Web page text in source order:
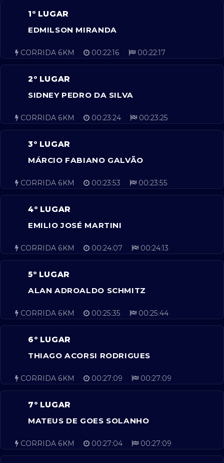
1º LUGAR
EDMILSON MIRANDA
CORRIDA 6KM 00:22:16 00:22:17
2º LUGAR
SIDNEY PEDRO DA SILVA
CORRIDA 6KM 00:23:24 00:23:25
3º LUGAR
MÁRCIO FABIANO GALVÃO
CORRIDA 6KM 00:23:53 00:23:55
4º LUGAR
EMILIO JOSÉ MARTINI
CORRIDA 6KM 00:24:07 00:24:13
5º LUGAR
ALAN ADROALDO SCHMITZ
CORRIDA 6KM 00:25:35 00:25:44
6º LUGAR
THIAGO ACORSI RODRIGUES
CORRIDA 6KM 00:27:09 00:27:09
7º LUGAR
MATEUS DE GOES SOLANHO
CORRIDA 6KM 00:27:04 00:27:09